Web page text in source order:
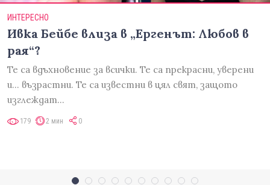
ИНТЕРЕСНО
Ивка Бейбе влиза в „Ергенът: Любов в
рая“?
Те са вдъхновение за всички. Те са прекрасни, уверени
и... възрастни. Те са известни в цял свят, защото
изглеждат…
179 2 мин 0